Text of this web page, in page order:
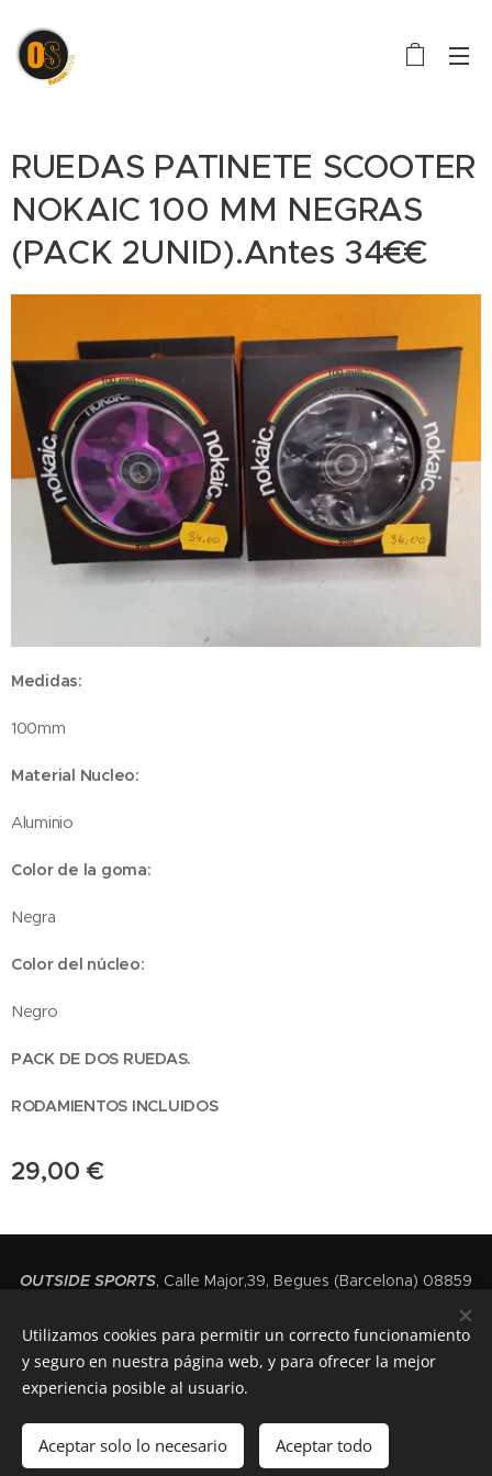
RUEDAS PATINETE SCOOTER
NOKAIC 100 MM NEGRAS
(PACK 2UNID).Antes 34€€
Medidas:
100mm
Material Nucleo:
Aluminio
Color de la goma:
Negra
Color del núcleo:
Negro
PACK DE DOS RUEDAS.
RODAMIENTOS INCLUIDOS
29,00 €
Añadir a la cesta
OUTSIDE SPORTS, Calle Major,39, Begues (Barcelona) 08859
Cookies
Utilizamos cookies para permitir un correcto funcionamiento
y seguro en nuestra página web, y para ofrecer la mejor
experiencia posible al usuario.
Aceptar solo lo necesario Aceptar todo